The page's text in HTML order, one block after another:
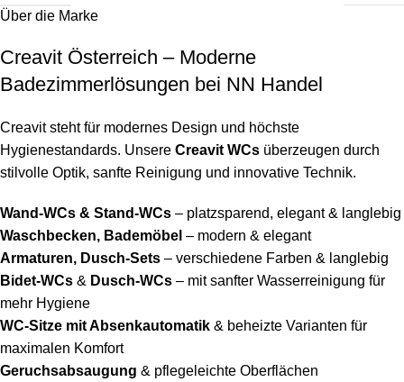
Über die Marke
Creavit Österreich – Moderne
Badezimmerlösungen bei NN Handel
Creavit steht für modernes Design und höchste
Hygienestandards. Unsere Creavit WCs überzeugen durch
stilvolle Optik, sanfte Reinigung und innovative Technik.
Wand-WCs & Stand-WCs – platzsparend, elegant & langlebig
Waschbecken, Bademöbel – modern & elegant
Armaturen, Dusch-Sets – verschiedene Farben & langlebig
Bidet-WCs & Dusch-WCs – mit sanfter Wasserreinigung für
mehr Hygiene
WC-Sitze mit Absenkautomatik & beheizte Varianten für
maximalen Komfort
Geruchsabsaugung & pflegeleichte Oberflächen